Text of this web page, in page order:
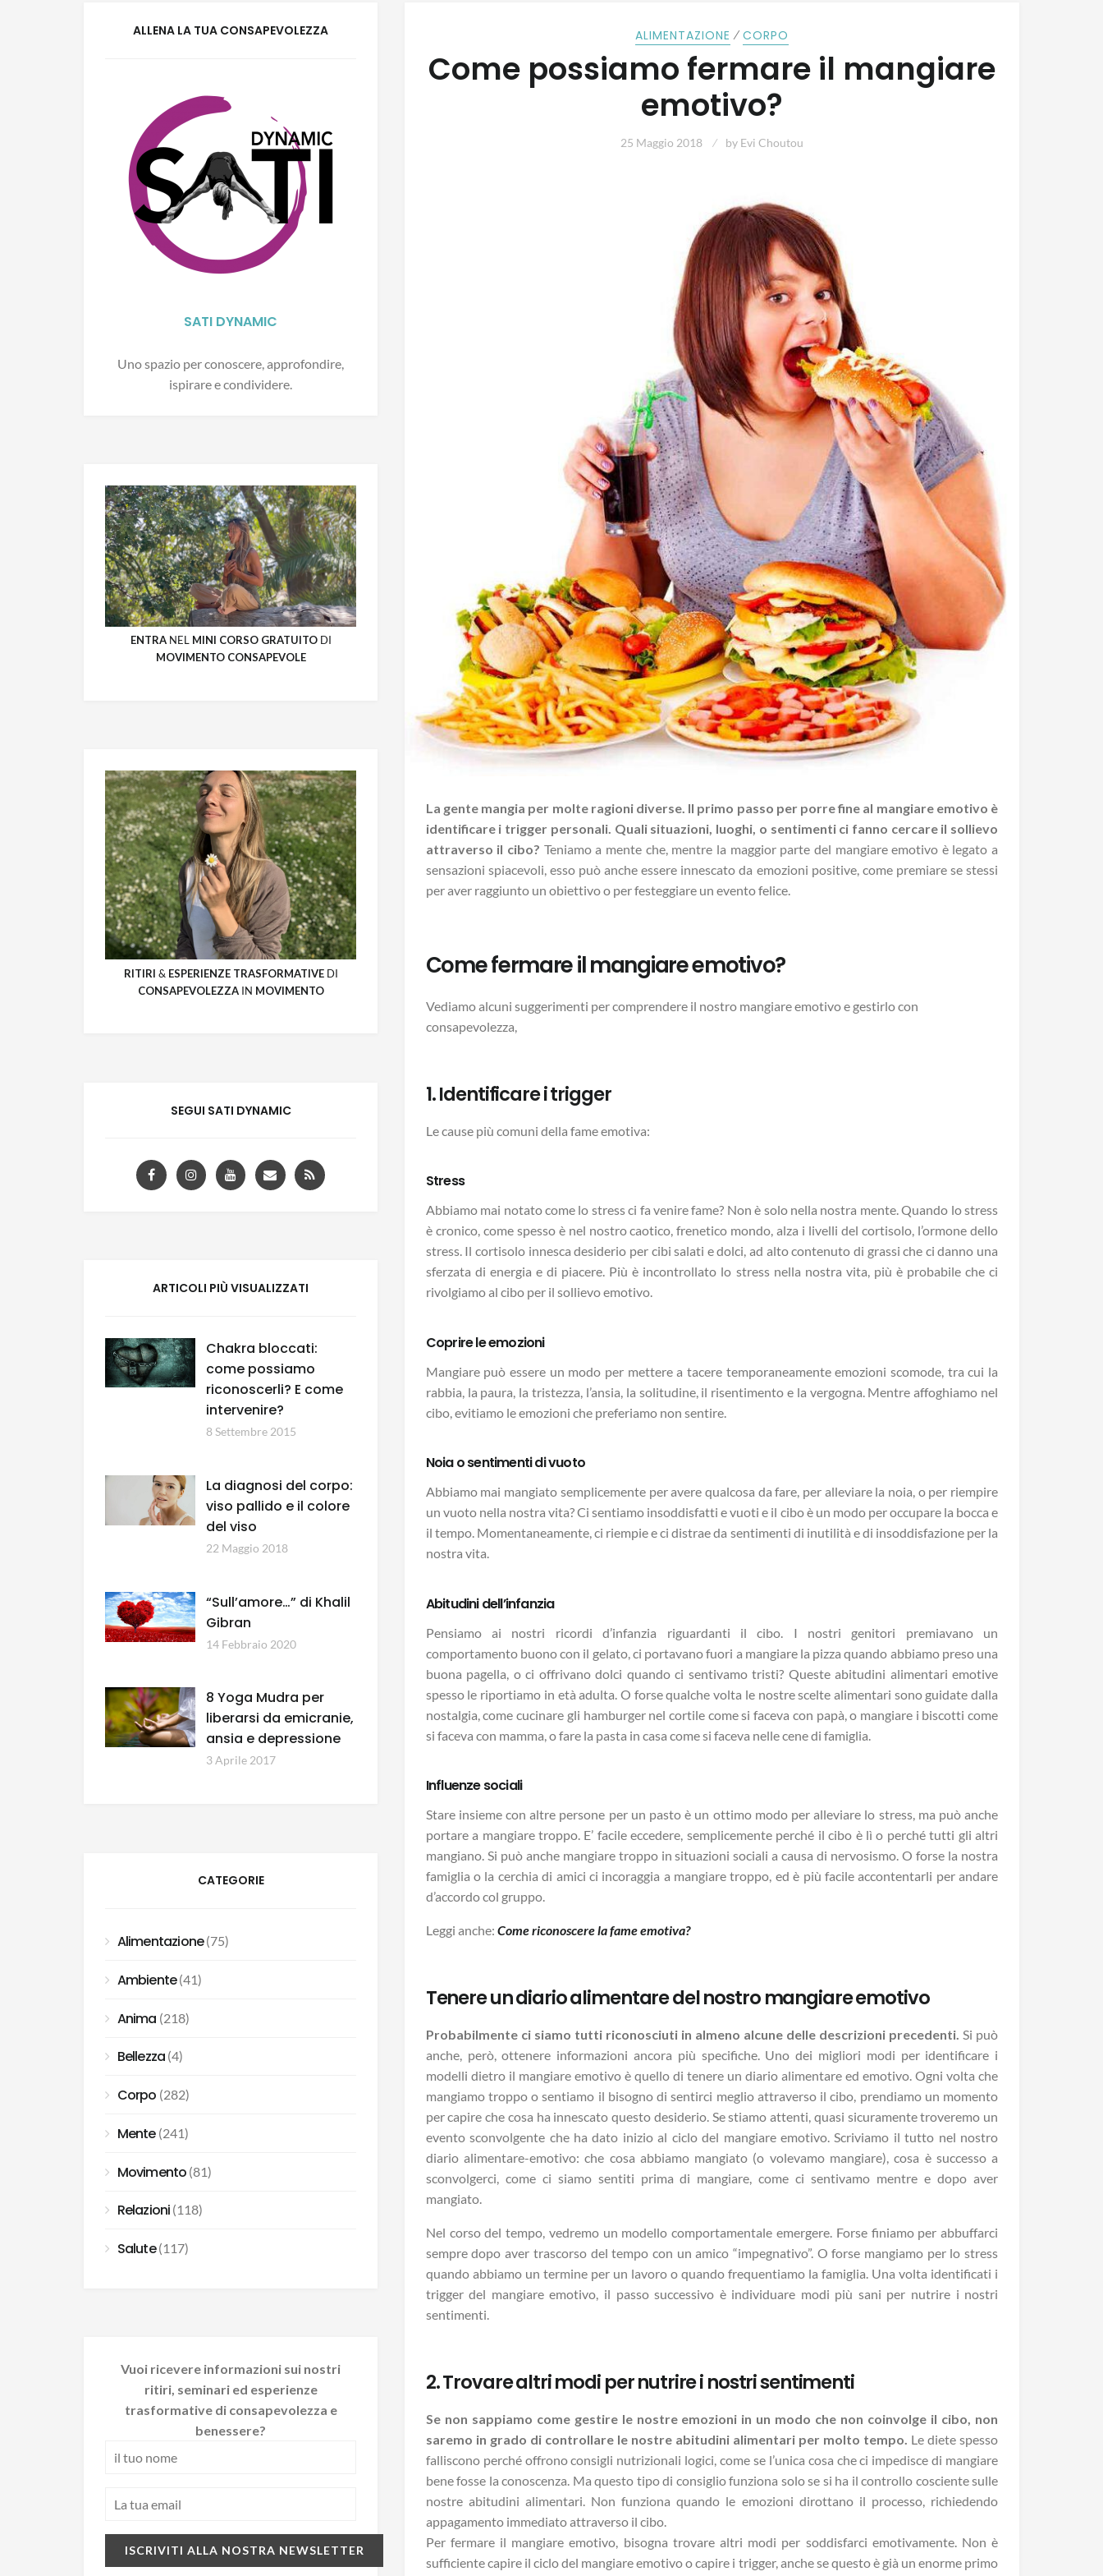
ALIMENTAZIONE ⁄ CORPO
Come possiamo fermare il mangiare
emotivo?
25 Maggio 2018 by Evi Choutou
La gente mangia per molte ragioni diverse. Il primo passo per porre fine al mangiare emotivo è
identificare i trigger personali. Quali situazioni, luoghi, o sentimenti ci fanno cercare il sollievo
attraverso il cibo? Teniamo a mente che, mentre la maggior parte del mangiare emotivo è legato a
sensazioni spiacevoli, esso può anche essere innescato da emozioni positive, come premiare se stessi
per aver raggiunto un obiettivo o per festeggiare un evento felice.
Come fermare il mangiare emotivo?
Vediamo alcuni suggerimenti per comprendere il nostro mangiare emotivo e gestirlo con
consapevolezza,
1. Identificare i trigger
Le cause più comuni della fame emotiva:
Stress
Abbiamo mai notato come lo stress ci fa venire fame? Non è solo nella nostra mente. Quando lo stress
è cronico, come spesso è nel nostro caotico, frenetico mondo, alza i livelli del cortisolo, l’ormone dello
stress. Il cortisolo innesca desiderio per cibi salati e dolci, ad alto contenuto di grassi che ci danno una
sferzata di energia e di piacere. Più è incontrollato lo stress nella nostra vita, più è probabile che ci
rivolgiamo al cibo per il sollievo emotivo.
Coprire le emozioni
Mangiare può essere un modo per mettere a tacere temporaneamente emozioni scomode, tra cui la
rabbia, la paura, la tristezza, l’ansia, la solitudine, il risentimento e la vergogna. Mentre affoghiamo nel
cibo, evitiamo le emozioni che preferiamo non sentire.
Noia o sentimenti di vuoto
Abbiamo mai mangiato semplicemente per avere qualcosa da fare, per alleviare la noia, o per riempire
un vuoto nella nostra vita? Ci sentiamo insoddisfatti e vuoti e il cibo è un modo per occupare la bocca e
il tempo. Momentaneamente, ci riempie e ci distrae da sentimenti di inutilità e di insoddisfazione per la
nostra vita.
Abitudini dell’infanzia
Pensiamo ai nostri ricordi d’infanzia riguardanti il cibo. I nostri genitori premiavano un
comportamento buono con il gelato, ci portavano fuori a mangiare la pizza quando abbiamo preso una
buona pagella, o ci offrivano dolci quando ci sentivamo tristi? Queste abitudini alimentari emotive
spesso le riportiamo in età adulta. O forse qualche volta le nostre scelte alimentari sono guidate dalla
nostalgia, come cucinare gli hamburger nel cortile come si faceva con papà, o mangiare i biscotti come
si faceva con mamma, o fare la pasta in casa come si faceva nelle cene di famiglia.
Influenze sociali
Stare insieme con altre persone per un pasto è un ottimo modo per alleviare lo stress, ma può anche
portare a mangiare troppo. E’ facile eccedere, semplicemente perché il cibo è lì o perché tutti gli altri
mangiano. Si può anche mangiare troppo in situazioni sociali a causa di nervosismo. O forse la nostra
famiglia o la cerchia di amici ci incoraggia a mangiare troppo, ed è più facile accontentarli per andare
d’accordo col gruppo.
Leggi anche: Come riconoscere la fame emotiva?
Tenere un diario alimentare del nostro mangiare emotivo
Probabilmente ci siamo tutti riconosciuti in almeno alcune delle descrizioni precedenti. Si può
anche, però, ottenere informazioni ancora più specifiche. Uno dei migliori modi per identificare i
modelli dietro il mangiare emotivo è quello di tenere un diario alimentare ed emotivo. Ogni volta che
mangiamo troppo o sentiamo il bisogno di sentirci meglio attraverso il cibo, prendiamo un momento
per capire che cosa ha innescato questo desiderio. Se stiamo attenti, quasi sicuramente troveremo un
evento sconvolgente che ha dato inizio al ciclo del mangiare emotivo. Scriviamo il tutto nel nostro
diario alimentare-emotivo: che cosa abbiamo mangiato (o volevamo mangiare), cosa è successo a
sconvolgerci, come ci siamo sentiti prima di mangiare, come ci sentivamo mentre e dopo aver
mangiato.
Nel corso del tempo, vedremo un modello comportamentale emergere. Forse finiamo per abbuffarci
sempre dopo aver trascorso del tempo con un amico “impegnativo”. O forse mangiamo per lo stress
quando abbiamo un termine per un lavoro o quando frequentiamo la famiglia. Una volta identificati i
trigger del mangiare emotivo, il passo successivo è individuare modi più sani per nutrire i nostri
sentimenti.
2. Trovare altri modi per nutrire i nostri sentimenti
Se non sappiamo come gestire le nostre emozioni in un modo che non coinvolge il cibo, non
saremo in grado di controllare le nostre abitudini alimentari per molto tempo. Le diete spesso
falliscono perché offrono consigli nutrizionali logici, come se l’unica cosa che ci impedisce di mangiare
bene fosse la conoscenza. Ma questo tipo di consiglio funziona solo se si ha il controllo cosciente sulle
nostre abitudini alimentari. Non funziona quando le emozioni dirottano il processo, richiedendo
appagamento immediato attraverso il cibo.
Per fermare il mangiare emotivo, bisogna trovare altri modi per soddisfarci emotivamente. Non è
sufficiente capire il ciclo del mangiare emotivo o capire i trigger, anche se questo è già un enorme primo
ALLENA LA TUA CONSAPEVOLEZZA
SATI DYNAMIC
Uno spazio per conoscere, approfondire,
ispirare e condividere.
ENTRA NEL MINI CORSO GRATUITO DI
MOVIMENTO CONSAPEVOLE
RITIRI & ESPERIENZE TRASFORMATIVEDI
CONSAPEVOLEZZAIN MOVIMENTO
SEGUI SATI DYNAMIC
ARTICOLI PIÙ VISUALIZZATI
Chakra bloccati:
come possiamo
riconoscerli? E come
intervenire?
8 Settembre 2015
La diagnosi del corpo:
viso pallido e il colore
del viso
22 Maggio 2018
“Sull’amore…” di Khalil
Gibran
14 Febbraio 2020
8 Yoga Mudra per
liberarsi da emicranie,
ansia e depressione
3 Aprile 2017
CATEGORIE
Alimentazione(75)
Ambiente(41)
Anima (218)
Bellezza (4)
Corpo (282)
Mente(241)
Movimento (81)
Relazioni (118)
Salute(117)
Vuoi ricevere informazioni sui nostri
ritiri, seminari ed esperienze
trasformative di consapevolezza e
benessere?